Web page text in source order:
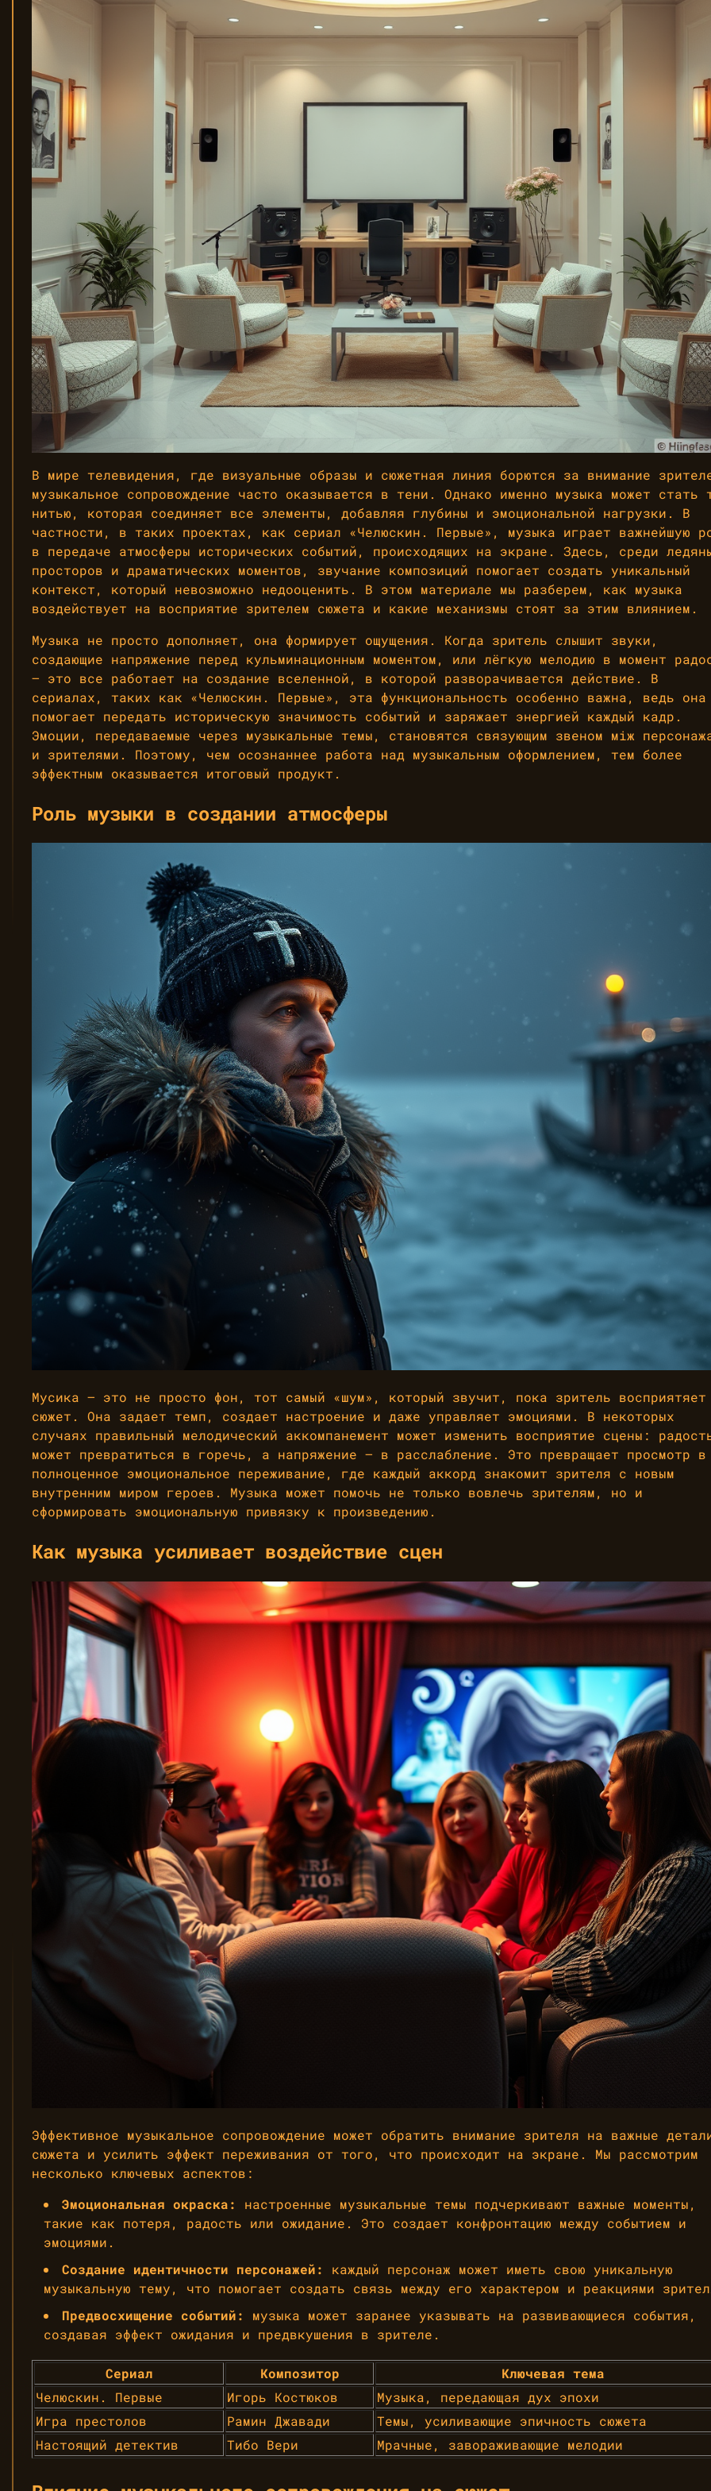
В мире телевидения, где визуальные образы и сюжетная линия борются за внимание
музыкальное сопровождение часто оказывается в тени. Однако именно музыка может стать
нитью, которая соединяет все элементы, добавляя глубины и эмоциональной нагрузки. В
частности, в таких проектах, как сериал «Челюскин. Первые», музыка играет важнейшую
в передаче атмосферы исторических событий, происходящих на экране. Здесь, среди
просторов и драматических моментов, звучание композиций помогает создать уникальный
контекст, который невозможно недооценить. В этом материале мы разберем, как музыка
воздействует на восприятие зрителем сюжета и какие механизмы стоят за этим влиянием.
Музыка не просто дополняет, она формирует ощущения. Когда зритель слышит звуки,
создающие напряжение перед кульминационным моментом, или лёгкую мелодию в момент
— это все работает на создание вселенной, в которой разворачивается действие. В
сериалах, таких как «Челюскин. Первые», эта функциональность особенно важна, ведь она
помогает передать историческую значимость событий и заряжает энергией каждый кадр.
Эмоции, передаваемые через музыкальные темы, становятся связующим звеном між
и зрителями. Поэтому, чем осознаннее работа над музыкальным оформлением, тем более
эффектным оказывается итоговый продукт.
Роль музыки в создании атмосферы
Мусика — это не просто фон, тот самый «шум», который звучит, пока зритель восприятяет
сюжет. Она задает темп, создает настроение и даже управляет эмоциями. В некоторых
случаях правильный мелодический аккомпанемент может изменить восприятие сцены:
может превратиться в горечь, а напряжение — в расслабление. Это превращает просмотр в
полноценное эмоциональное переживание, где каждый аккорд знакомит зрителя с новым
внутренним миром героев. Музыка может помочь не только вовлечь зрителям, но и
сформировать эмоциональную привязку к произведению.
Как музыка усиливает воздействие сцен
Эффективное музыкальное сопровождение может обратить внимание зрителя на важные
сюжета и усилить эффект переживания от того, что происходит на экране. Мы рассмотрим
несколько ключевых аспектов:
Эмоциональная окраска:
настроенные музыкальные темы подчеркивают важные моменты,
такие как потеря, радость или ожидание. Это создает конфронтацию между событием и
эмоциями.
Создание идентичности персонажей:
каждый персонаж может иметь свою уникальную
музыкальную тему, что помогает создать связь между его характером и реакциями
Предвосхищение событий:
музыка может заранее указывать на развивающиеся события,
создавая эффект ожидания и предвкушения в зрителе.
Сериал Композитор
Ключевая тема
Челюскин. Первые
Игорь Костюков
Музыка, передающая дух эпохи
Игра престолов
Рамин Джавади
Темы, усиливающие эпичность сюжета
Настоящий детектив
Тибо Вери Мрачные, завораживающие мелодии